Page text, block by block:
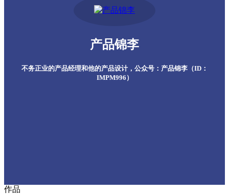
产品锦李
不务正业的产品经理和他的产品设计，公众号：产品锦李（ID：
IMPM996）
作品